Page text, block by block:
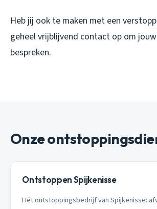
Heb jij ook te maken met een
geheel vrijblijvend contact op om
bespreken.
Onze
Ontstoppen Spijkenisse
Hét ontstoppingsbedrijf van Spijkenisse: